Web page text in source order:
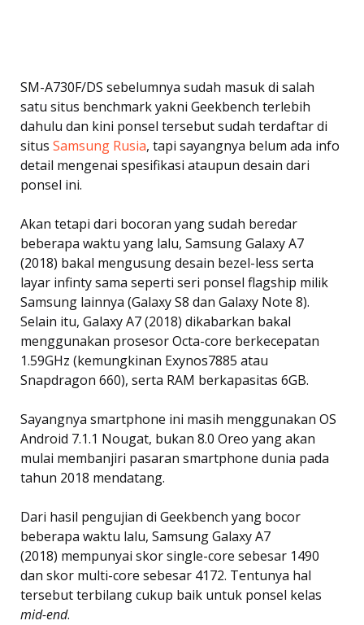
SM-A730F/DS sebelumnya sudah masuk di salah
satu situs benchmark yakni Geekbench terlebih
dahulu dan kini ponsel tersebut sudah terdaftar di
situs Samsung Rusia, tapi sayangnya belum ada info
detail mengenai spesifikasi ataupun desain dari
ponsel ini.
Akan tetapi dari bocoran yang sudah beredar
beberapa waktu yang lalu, Samsung Galaxy A7
(2018) bakal mengusung desain bezel-less serta
layar infinty sama seperti seri ponsel flagship milik
Samsung lainnya (Galaxy S8 dan Galaxy Note 8).
Selain itu, Galaxy A7 (2018) dikabarkan bakal
menggunakan prosesor Octa-core berkecepatan
1.59GHz (kemungkinan Exynos7885 atau
Snapdragon 660), serta RAM berkapasitas 6GB.
Sayangnya smartphone ini masih menggunakan OS
Android 7.1.1 Nougat, bukan 8.0 Oreo yang akan
mulai membanjiri pasaran smartphone dunia pada
tahun 2018 mendatang.
Dari hasil pengujian di Geekbench yang bocor
beberapa waktu lalu, Samsung Galaxy A7
(2018) mempunyai skor single-core sebesar 1490
dan skor multi-core sebesar 4172. Tentunya hal
tersebut terbilang cukup baik untuk ponsel kelas
mid-end.